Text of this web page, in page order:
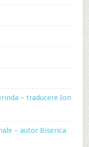
– traducere Ion
– autor Biserica